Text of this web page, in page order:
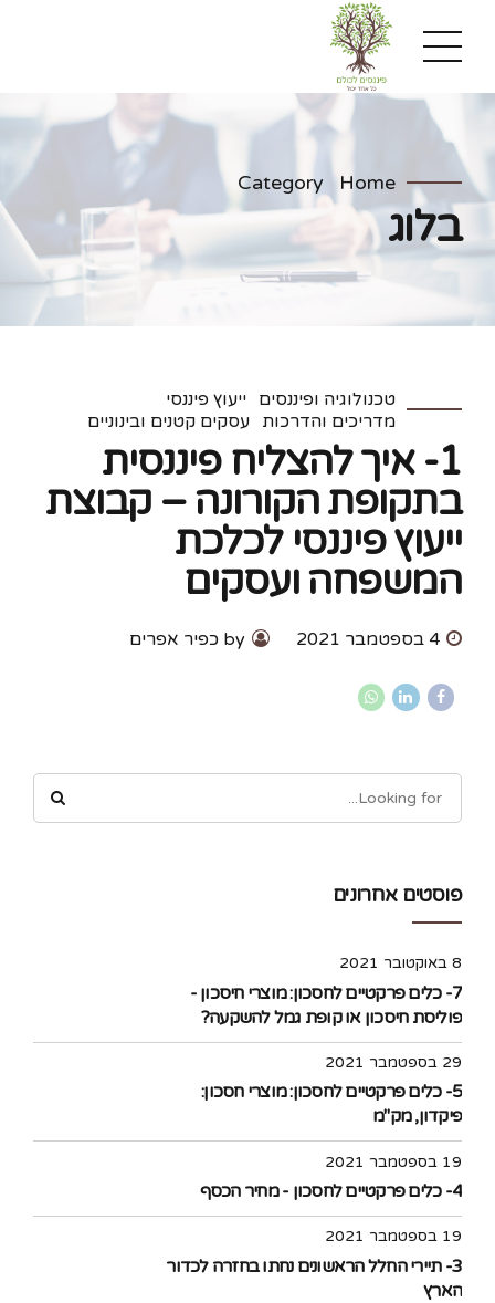
Home
Category
בלוג
טכנולוגיה ופיננסים
ייעוץ פיננסי
מדריכים והדרכות
עסקים קטנים ובינוניים
1- איך להצליח פיננסית
בתקופת הקורונה – קבוצת
ייעוץ פיננסי לכלכת
המשפחה ועסקים
4 בספטמבר 2021 by כפיר אפרים
פוסטים אחרונים
8 באוקטובר 2021
7- כלים פרקטיים לחסכון: מוצרי חיסכון -
פוליסת חיסכון או קופת גמל להשקעה?
29 בספטמבר 2021
5- כלים פרקטיים לחסכון: מוצרי חסכון:
פיקדון, מק"מ
19 בספטמבר 2021
4- כלים פרקטיים לחסכון - מחיר הכסף
19 בספטמבר 2021
3- תיירי החלל הראשונים נחתו בחזרה לכדור
הארץ